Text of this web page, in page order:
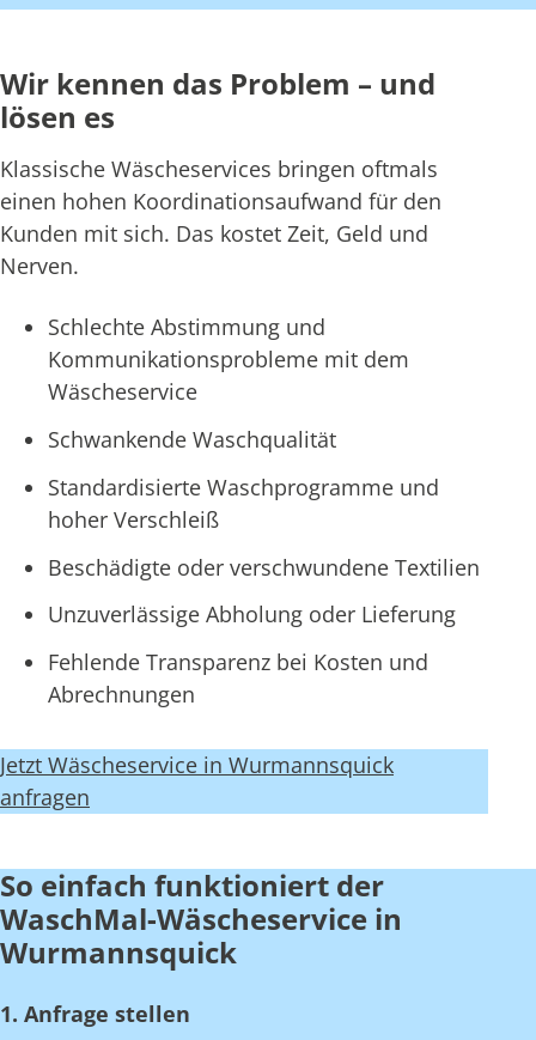
Wir kennen das Problem – und
lösen es
Klassische Wäscheservices bringen oftmals
einen hohen Koordinationsaufwand für den
Kunden mit sich. Das kostet Zeit, Geld und
Nerven.
Schlechte Abstimmung und
Kommunikationsprobleme mit dem
Wäscheservice
Schwankende Waschqualität
Standardisierte Waschprogramme und
hoher Verschleiß
Beschädigte oder verschwundene Textilien
Unzuverlässige Abholung oder Lieferung
Fehlende Transparenz bei Kosten und
Abrechnungen
Jetzt Wäscheservice in Wurmannsquick
anfragen
So einfach funktioniert der
WaschMal-Wäscheservice in
Wurmannsquick
1. Anfrage stellen